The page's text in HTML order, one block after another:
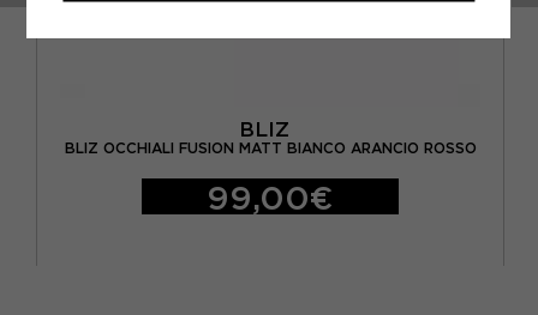
BLIZ
BLIZ OCCHIALI FUSION MATT BIANCO ARANCIO ROSSO
99,00€